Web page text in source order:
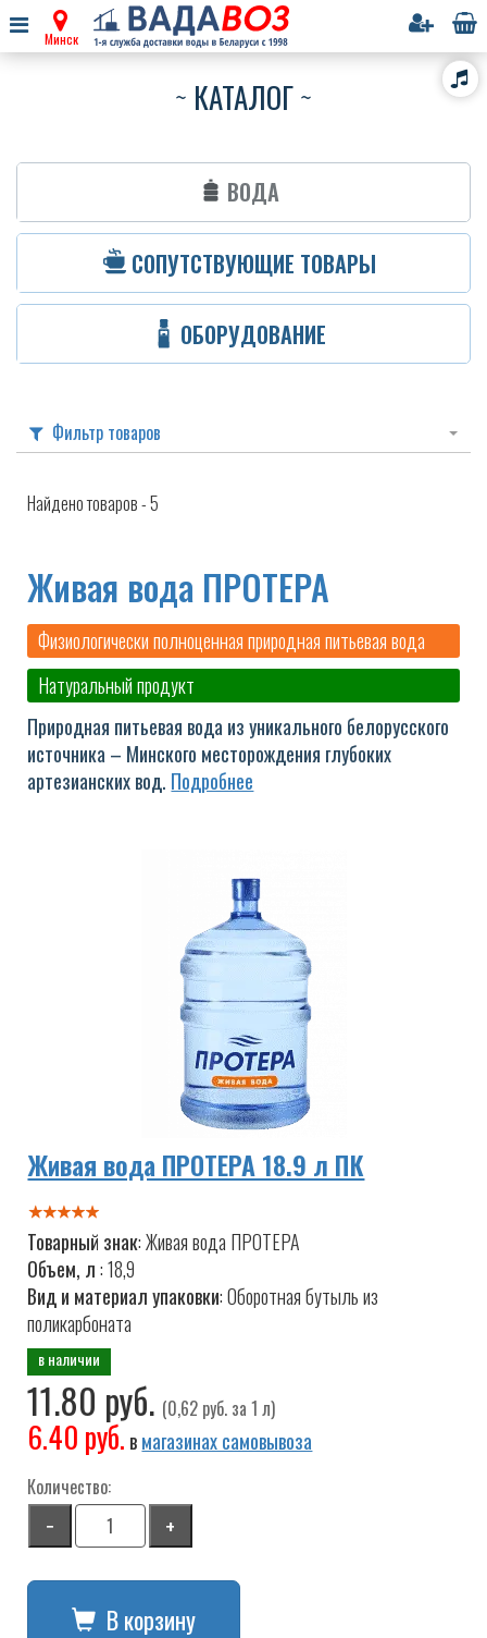
Минск
КАТАЛОГ
ВОДА
СОПУТСТВУЮЩИЕ ТОВАРЫ
ОБОРУДОВАНИЕ
Фильтр товаров
Найдено товаров -5
Живая вода ПРОТЕРА
Физиологически полноценная природная питьевая вода
Натуральный продукт
Природная питьевая вода из уникального белорусского
источника – Минского месторождения глубоких
артезианских вод. Подробнее
Живая вода ПРОТЕРА 18.9 л ПК
Товарный знак: Живая вода ПРОТЕРА
Объем, л: 18,9
Вид и материал упаковки: Оборотная бутыль из
поликарбоната
в наличии
11.80 руб. (0,62 руб. за 1 л)
6.40 руб. вмагазинах самовывоза
Количество:
− +
В корзину